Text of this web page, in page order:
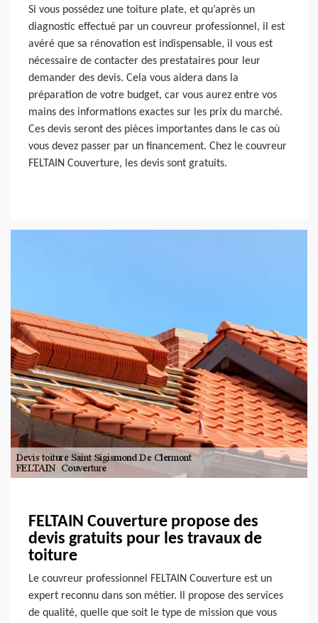
Si vous possédez une toiture plate, et qu’après un
diagnostic effectué par un couvreur professionnel, il est
avéré que sa rénovation est indispensable, il vous est
nécessaire de contacter des prestataires pour leur
demander des devis. Cela vous aidera dans la
préparation de votre budget, car vous aurez entre vos
mains des informations exactes sur les prix du marché.
Ces devis seront des pièces importantes dans le cas où
vous devez passer par un financement. Chez le couvreur
FELTAIN Couverture, les devis sont gratuits.
FELTAIN Couverture propose des
devis gratuits pour les travaux de
toiture
Le couvreur professionnel FELTAIN Couverture est un
expert reconnu dans son métier. Il propose des services
de qualité, quelle que soit le type de mission que vous